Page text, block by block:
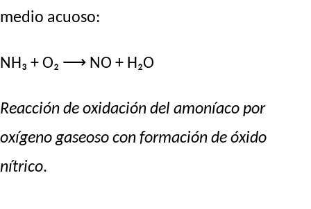
medio acuoso:
NH₃ + O₂ ⟶ NO + H₂O
Reacción de oxidación del amoníaco por
oxígeno gaseoso con formación de óxido
nítrico.